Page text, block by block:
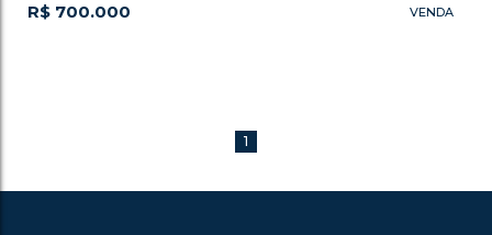
R$ 700.000
1 SALA(S) ÚTIL:
1